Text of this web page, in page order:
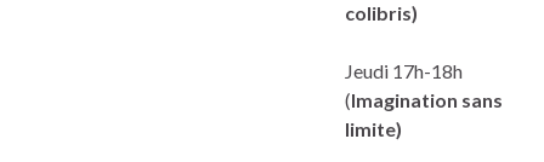
colibris)
Jeudi 17h-18h
(Imagination sans
limite)